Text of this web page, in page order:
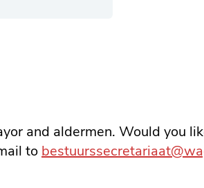
and aldermen. Would you
to